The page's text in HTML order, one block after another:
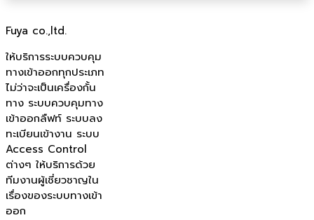
Fuya co.,ltd.
ให้บริการระบบควบคุม
ทางเข้าออกทุกประเภท
ไม่ว่าจะเป็นเครื่องกั้น
ทาง ระบบควบคุมทาง
เข้าออกลืฟท์ ระบบลง
ทะเบียนเข้างาน ระบบ
Access Control
ต่างๆ ให้บริการด้วย
ทีมงานผู้เชี่ยวชาญใน
เรื่องของระบบทางเข้า
ออก